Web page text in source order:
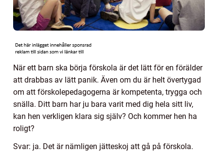
När ett barn ska börja förskola är det lätt för en förälder
att drabbas av lätt panik. Även om du är helt övertygad
om att förskolepedagogerna är kompetenta, trygga och
snälla. Ditt barn har ju bara varit med dig hela sitt liv,
kan hen verkligen klara sig själv? Och kommer hen ha
roligt?
Svar: ja. Det är nämligen jätteskoj att gå på förskola.